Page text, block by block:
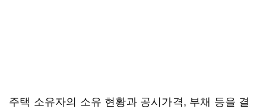
주택 소유자의 소유 현황과 공시가격, 부채 등을 결